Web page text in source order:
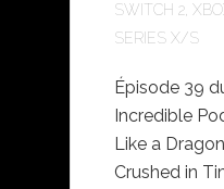
SWITCH 2
SERIES X/S
Épisode 39
Incredible
⁠Like a
Crushed in